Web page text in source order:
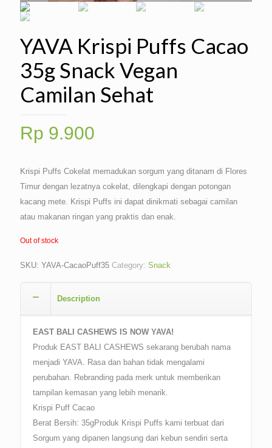
YAVA Krispi Puffs Cacao
35g Snack Vegan
Camilan Sehat
Rp 9.900
Krispi Puffs Cokelat memadukan sorgum yang ditanam di Flores
Timur dengan lezatnya cokelat, dilengkapi dengan potongan
kacang mete. Krispi Puffs ini dapat dinikmati sebagai camilan
atau makanan ringan yang praktis dan enak.
Out of stock
SKU: YAVA-CacaoPuff35 Category: Snack
Description
EAST BALI CASHEWS IS NOW YAVA!
Produk EAST BALI CASHEWS sekarang berubah nama
menjadi YAVA. Rasa dan bahan tidak mengalami
perubahan. Rebranding pada merk untuk memberikan
tampilan kemasan yang lebih menarik.
Krispi Puff Cacao
Berat Bersih: 35gProduk Krispi Puffs kami terbuat dari
Sorgum yang dipanen langsung dari kebun sendiri serta